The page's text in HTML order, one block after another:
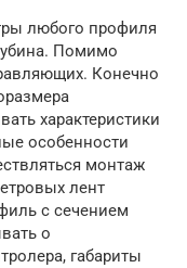
любого профиля
Помимо
Конечно
характеристики
особенности
монтаж
лент
с сечением
о
габариты